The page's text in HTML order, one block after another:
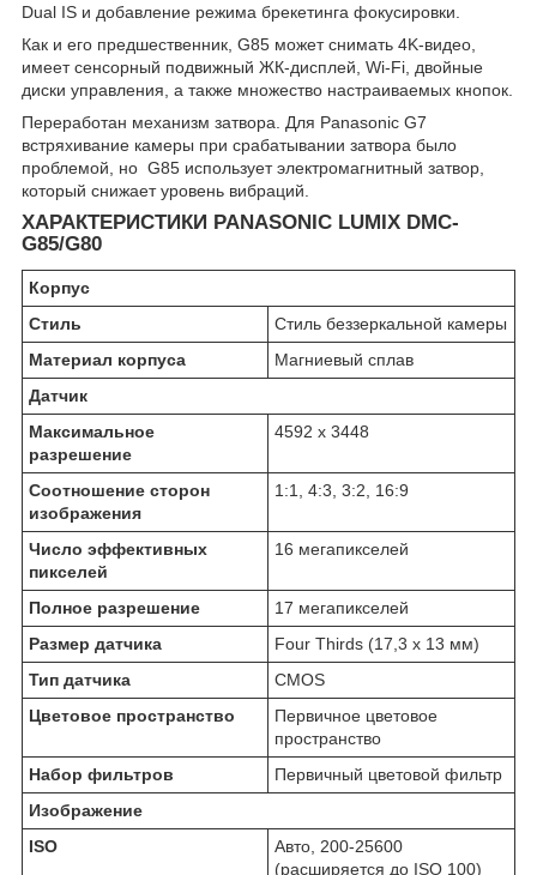
Dual IS и добавление режима брекетинга фокусировки.
Как и его предшественник, G85 может снимать 4K-видео,
имеет сенсорный подвижный ЖК-дисплей, Wi-Fi, двойные
диски управления, а также множество настраиваемых кнопок.
Переработан механизм затвора. Для Panasonic G7
встряхивание камеры при срабатывании затвора было
проблемой, но G85 использует электромагнитный затвор,
который снижает уровень вибраций.
ХАРАКТЕРИСТИКИ PANASONIC LUMIX DMC-
G85/G80
Корпус
Стиль
Стиль беззеркальной камеры
Материал корпуса
Магниевый сплав
Датчик
Максимальное
разрешение
4592 x 3448
Соотношение сторон
изображения
1:1, 4:3, 3:2, 16:9
Число эффективных
пикселей
16 мегапикселей
Полное разрешение
17 мегапикселей
Размер датчика
Four Thirds (17,3 х 13 мм)
Тип датчика
CMOS
Цветовое пространство
Первичное цветовое
пространство
Набор фильтров
Первичный цветовой фильтр
Изображение
ISO
Авто, 200-25600
(расширяется до ISO 100)